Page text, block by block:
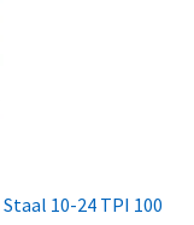
10-24 TPI 100